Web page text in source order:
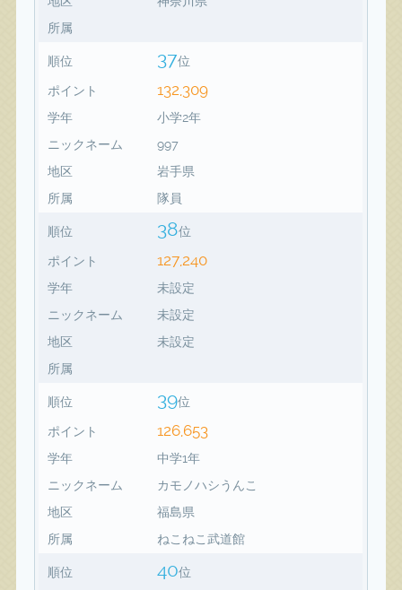
所属
順位 37位
ポイント 132,309
学年
小学2年
ニックネーム
997
地区
岩手県
所属
隊員
順位 38位
ポイント 127,240
学年
未設定
ニックネーム
未設定
地区
未設定
所属
順位 39位
ポイント 126,653
学年
中学1年
ニックネーム
カモノハシうんこ
地区
福島県
所属
ねこねこ武道館
順位 40位